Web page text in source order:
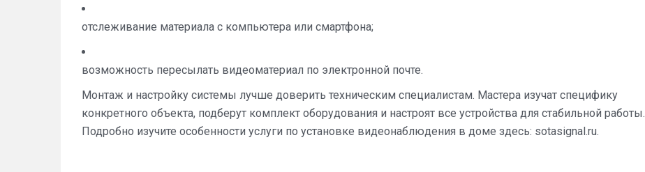
отслеживание материала с компьютера или смартфона;
возможность пересылать видеоматериал по электронной почте.
Монтаж и настройку системы лучше доверить техническим специалистам. Мастера изучат специфику
конкретного объекта, подберут комплект оборудования и настроят все устройства для стабильной работы.
Подробно изучите особенности услуги по установке видеонаблюдения в доме здесь: sotasignal.ru.